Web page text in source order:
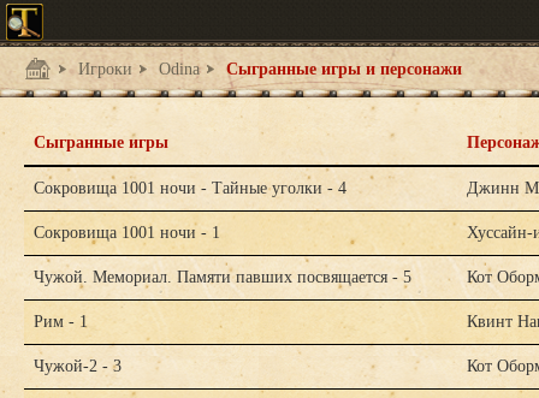
Игроки Odina Сыгранные игры и персонажи
Сыгранные игры
Сокровища 1001 ночи - Тайные уголки - 4 Джинн
Сокровища 1001 ночи - 1
Чужой. Мемориал. Памяти павших посвящается - 5 Кот
Рим - 1 Квинт
Чужой-2 - 3 Кот